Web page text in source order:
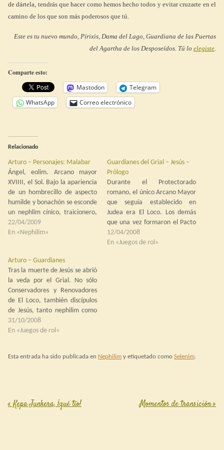
de dártela, tendrás que hacer como hemos hecho todos y evitar cruzarte en el
camino de los que son más poderosos que tú.
Este es tu nuevo mundo, Pírixis, Dama del Lago, Guardiana de las Puertas
del Agartha de los Desposeídos. Tú lo elegiste.
Comparte esto:
Mastodon
Telegram
WhatsApp
Correo electrónico
Relacionado
Arturo – Personajes: Malabar
Ángel, eolim. Arcano mayor
XVIIII, el Sol. Bajo la apariencia
de un hombrecillo de aspecto
humilde y bonachón se esconde
un nephlim cínico, traicionero,
manipulador y ambicioso, con
graves delirios de grandeza.
encarnaciones pasadas estudió
la posibilidad que tienen
algunos humanos…
22/04/2009
En «Nephilim»
Guardianes del Grial – Jesús –
Prólogo
Durante el Protectorado
romano, el único Arcano Mayor
que seguía establecido en
Judea era El Loco. Los demás
que una vez formaron el Pacto
Olvidado habían ido
abandonando el pueblo judío
12/04/2008
En «Juegos de rol»
Arturo – Guardianes
Tras la muerte de Jesús se abrió
la veda por el Grial. No sólo
Conservadores y Renovadores
de El Loco, también discípulos
de Jesús, tanto nephilim como
humanos, sociedades secretas
de nuevo cuño y de rancio
joya y los secretos que
31/10/2008
En «Juegos de rol»
Esta entrada ha sido publicada en Nephilim y etiquetado como Selenim.
Post navigation
«Kepa Junkera, ¡qué tío! Momentos de transición»